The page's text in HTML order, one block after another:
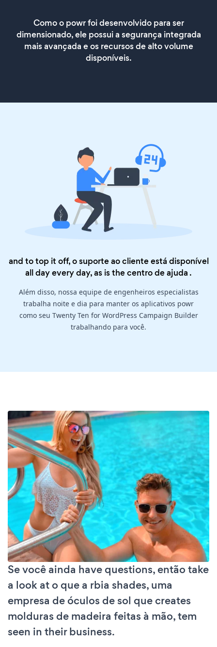
Como o powr foi desenvolvido para ser
dimensionado, ele possui a segurança integrada
mais avançada e os recursos de alto volume
disponíveis.
and to top it off, o suporte ao cliente está disponível
all day every day, as is thecentro de ajuda .
Além disso, nossa equipe de engenheiros especialistas
trabalha noite e dia para manter os aplicativos powr
como seu Twenty Ten for WordPress Campaign Builder
trabalhando para você.
Se você ainda have questions, então take
a look at o que a rbia shades, uma
empresa de óculos de sol que creates
molduras de madeira feitas à mão, tem
seen in their business.